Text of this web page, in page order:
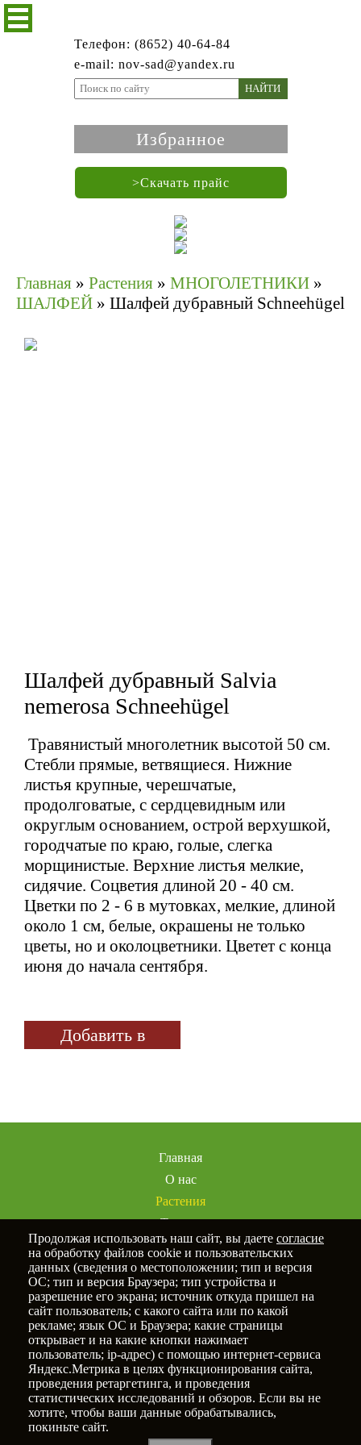
Телефон: (8652) 40-64-84
e-mail: nov-sad@yandex.ru
НАЙТИ
Избранное
>Скачать прайс
Главная » Растения » МНОГОЛЕТНИКИ »
ШАЛФЕЙ » Шалфей дубравный Schneehügel
Шалфей дубравный Salvia
nemerosa Schneehügel
Травянистый многолетник высотой 50 см.
Стебли прямые, ветвящиеся. Нижние
листья крупные, черешчатые,
продолговатые, с сердцевидным или
округлым основанием, острой верхушкой,
городчатые по краю, голые, слегка
морщинистые. Верхние листья мелкие,
сидячие. Соцветия длиной 20 - 40 см.
Цветки по 2 - 6 в мутовках, мелкие, длиной
около 1 см, белые, окрашены не только
цветы, но и околоцветники. Цветет с конца
июня до начала сентября.
Добавить в
Главная
О нас
Растения
Товары
Услуги
Портфолио
Статьи
Контакты
Политика конфиденциальности
© 2025Новый Сад
Продолжая использовать наш сайт, вы даете согласие
на обработку файлов cookie и пользовательских
данных (сведения о местоположении; тип и версия
ОС; тип и версия Браузера; тип устройства и
разрешение его экрана; источник откуда пришел на
сайт пользователь; с какого сайта или по какой
рекламе; язык ОС и Браузера; какие страницы
открывает и на какие кнопки нажимает
пользователь; ip-адрес) с помощью интернет-сервиса
Яндекс.Метрика в целях функционирования сайта,
проведения ретаргетинга, и проведения
статистических исследований и обзоров. Если вы не
хотите, чтобы ваши данные обрабатывались,
покиньте сайт.